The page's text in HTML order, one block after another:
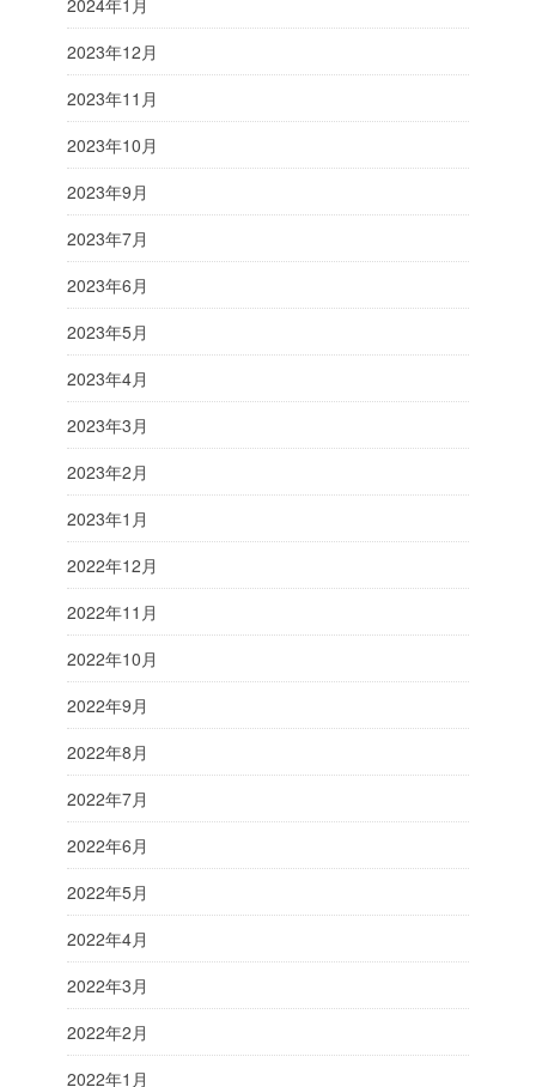
2024年1月
2023年12月
2023年11月
2023年10月
2023年9月
2023年7月
2023年6月
2023年5月
2023年4月
2023年3月
2023年2月
2023年1月
2022年12月
2022年11月
2022年10月
2022年9月
2022年8月
2022年7月
2022年6月
2022年5月
2022年4月
2022年3月
2022年2月
2022年1月